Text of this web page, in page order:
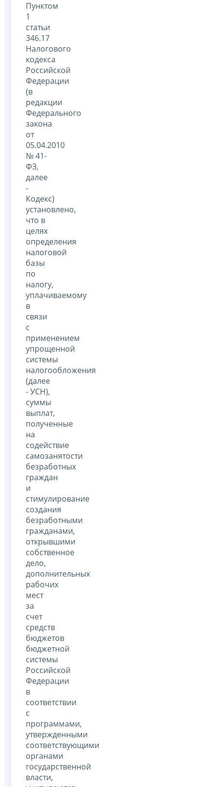
Пунктом
1
статьи
346.17
Налогового
кодекса
Российской
Федерации
(в
редакции
Федерального
закона
от
05.04.2010
№ 41-
ФЗ,
далее
-
Кодекс)
установлено,
что в
целях
определения
налоговой
базы
по
налогу,
уплачиваемому
в
связи
с
применением
упрощенной
системы
налогообложения
(далее
- УСН),
суммы
выплат,
полученные
на
содействие
самозанятости
безработных
граждан
и
стимулирование
создания
безработными
гражданами,
открывшими
собственное
дело,
дополнительных
рабочих
мест
за
счет
средств
бюджетов
бюджетной
системы
Российской
Федерации
в
соответствии
с
программами,
утвержденными
соответствующими
органами
государственной
власти,